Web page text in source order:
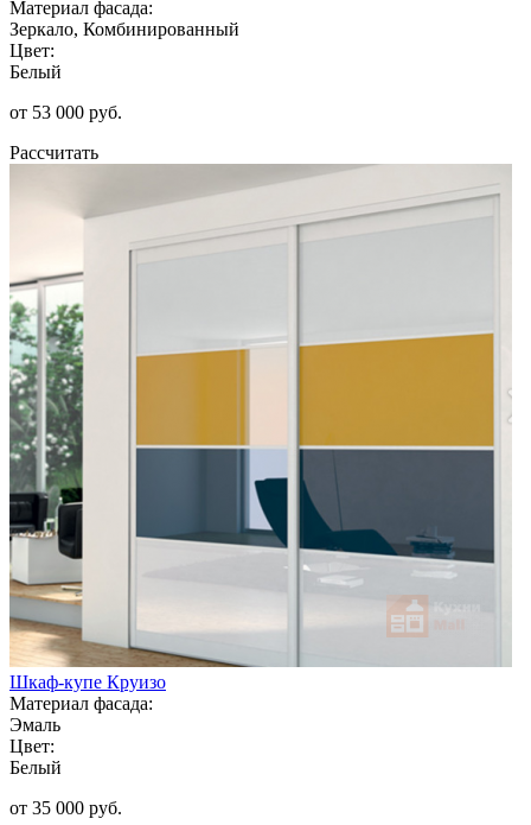
Материал фасада:
Зеркало, Комбинированный
Цвет:
Белый
от 53 000 руб.
Рассчитать
Шкаф-купе Круизо
Материал фасада:
Эмаль
Цвет:
Белый
от 35 000 руб.